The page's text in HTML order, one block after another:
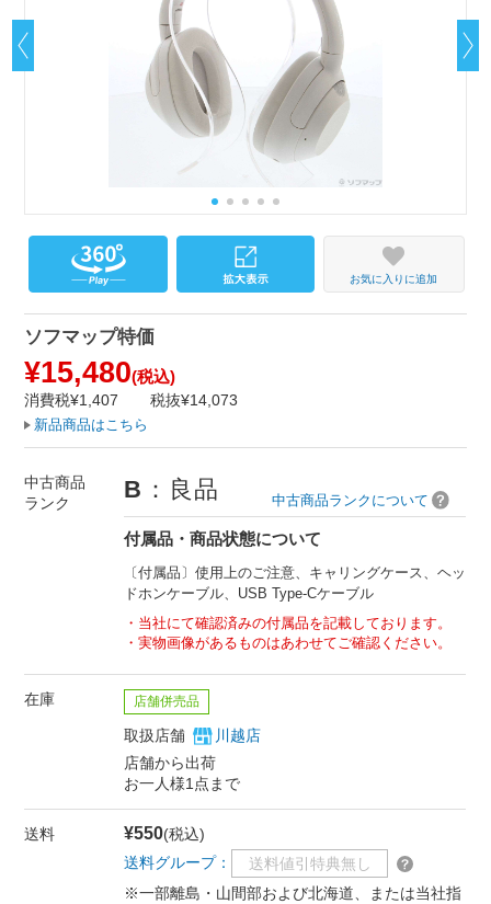
お気に入りに追加
ソフマップ特価
¥15,480(税込)
消費税¥1,407 税抜¥14,073
新品商品はこちら
中古商品
ランク
B ：良品 中古商品ランクについて
付属品・商品状態について
〔付属品〕使用上のご注意、キャリングケース、ヘッ
ドホンケーブル、USB Type-Cケーブル
当社にて確認済みの付属品を記載しております。
実物画像があるものはあわせてご確認ください。
在庫 店舗併売品
取扱店舗
川越店
店舗から出荷
お一人様1点まで
送料 ¥550(税込)
送料グループ：
送料値引特典無し
※一部離島・山間部および北海道、または当社指